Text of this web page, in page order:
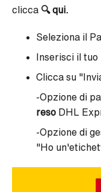
clicca 🔍 qui.
Seleziona il
Inserisci il
Clicca su
-Opzione di
reso DHL
-Opzione di
"Ho